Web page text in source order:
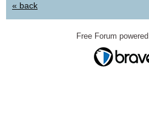
« back
Free Forum